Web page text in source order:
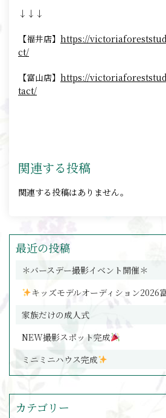
↓↓↓
【福井店】 https://
ct/
【富山店】 https://
tact/
関連する投稿
関連する投稿はありません。
最近の投稿
＊バースデー撮影イベント開催＊
キッズモデルオーディション2026
家族だけの成人式
NEW撮影スポット完成
ミニミニハウス完成
カテゴリー